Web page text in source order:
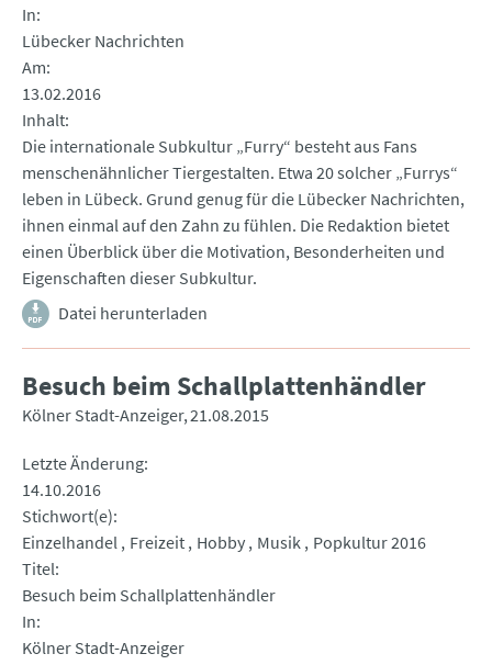
In
Lübecker Nachrichten
Am
13.02.2016
Inhalt
Die internationale Subkultur „Furry“ besteht aus Fans
menschenähnlicher Tiergestalten. Etwa 20 solcher „Furrys“
leben in Lübeck. Grund genug für die Lübecker Nachrichten,
ihnen einmal auf den Zahn zu fühlen. Die Redaktion bietet
einen Überblick über die Motivation, Besonderheiten und
Eigenschaften dieser Subkultur.
Datei herunterladen
Besuch beim Schallplattenhändler
Kölner Stadt-Anzeiger 21.08.2015
Letzte Änderung
14.10.2016
Stichwort(e)
Einzelhandel Freizeit Hobby Musik Popkultur 2016
Titel
Besuch beim Schallplattenhändler
In
Kölner Stadt-Anzeiger